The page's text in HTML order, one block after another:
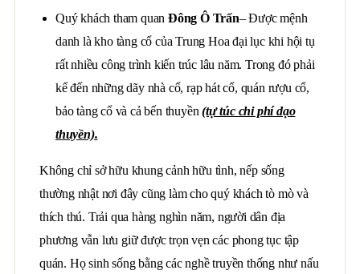
Quý khách tham quan Đông Ô Trấn– Được mệnh
danh là kho tàng cổ của Trung Hoa đại lục khi hội tụ
rất nhiều công trình kiến trúc lâu năm. Trong đó phải
kể đến những dãy nhà cổ, rạp hát cổ, quán rượu cổ,
bảo tàng cổ và cả bến thuyền(tự túc chi phí dạo
thuyền).
Không chỉ sở hữu khung cảnh hữu tình, nếp sống
thường nhật nơi đây cũng làm cho quý khách tò mò và
thích thú. Trải qua hàng nghìn năm, người dân địa
phương vẫn lưu giữ được trọn vẹn các phong tục tập
quán. Họ sinh sống bằng các nghề truyền thống như nấu